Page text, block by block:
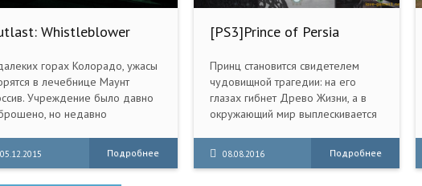
Whistleblower
горах Колорадо, ужасы
в лечебнице Маунт
Учреждение было давно
но недавно
Подробнее
[PS3]Prince of Persia
[EUR/RUS]
Принц становится свидетелем
чудовищной трагедии: на его
глазах гибнет Древо Жизни, а в
окружающий мир выплескивается
герой вместе с боевой подругой
Эликой и с вашей помощью
08.08.2016 Подробнее